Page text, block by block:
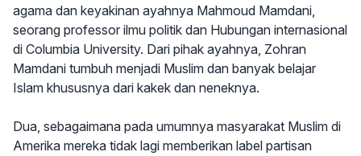
agama dan keyakinan ayahnya Mahmoud Mamdani,
seorang professor ilmu politik dan Hubungan internasional
di Columbia University. Dari pihak ayahnya, Zohran
Mamdani tumbuh menjadi Muslim dan banyak belajar
Islam khususnya dari kakek dan neneknya.
Dua, sebagaimana pada umumnya masyarakat Muslim di
Amerika mereka tidak lagi memberikan label partisan